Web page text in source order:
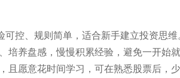
控、规则简单，适合新手建立投资思维
养盘感，慢慢积累经验，避免一开始就
愿意花时间学习，可在熟悉股票后，